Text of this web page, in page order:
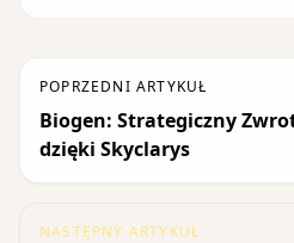
POPRZEDNI ARTYKUŁ
Biogen: Strategiczny
dzięki Skyclarys
NASTĘPNY ARTYKUŁ